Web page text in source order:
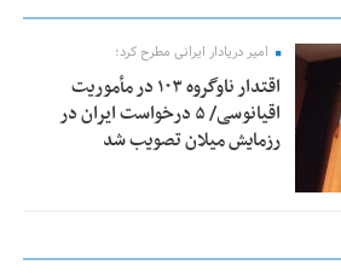
امیر دریادار ایرانی مطرح کرد؛
اقتدار ناوگروه ۱۰۳ در مأموریت‌
اقیانوسی/ ۵ درخواست ایران در
رزمایش میلان تصویب شد